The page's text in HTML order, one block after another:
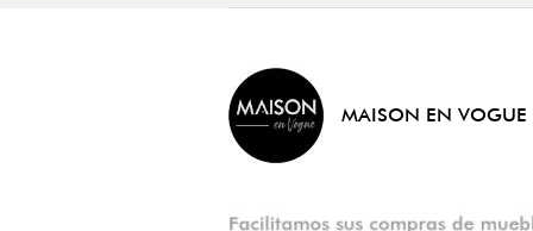
MAISON EN VOGUE